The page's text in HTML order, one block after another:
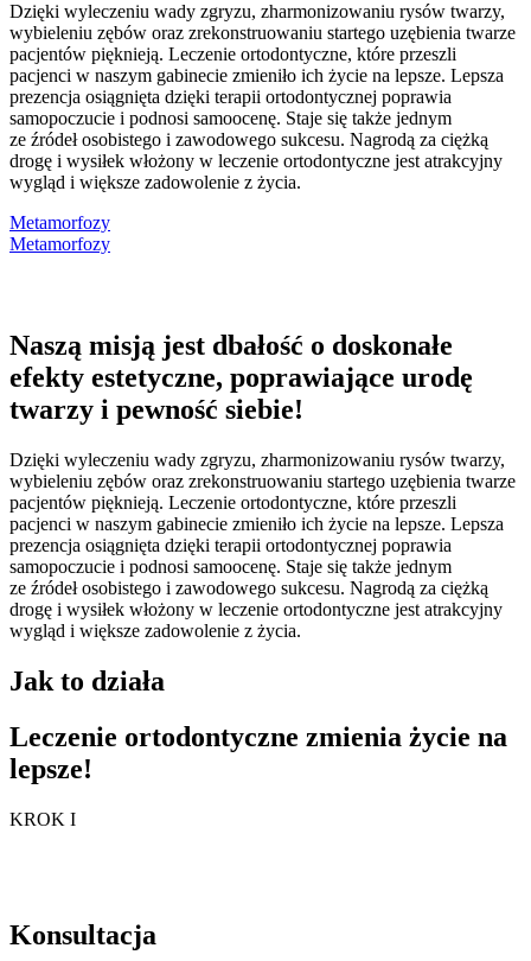
Dzięki wyleczeniu wady zgryzu, zharmonizowaniu rysów twarzy,
wybieleniu zębów oraz zrekonstruowaniu startego uzębienia twarze
pacjentów pięknieją. Leczenie ortodontyczne, które przeszli
pacjenci w naszym gabinecie zmieniło ich życie na lepsze. Lepsza
prezencja osiągnięta dzięki terapii ortodontycznej poprawia
samopoczucie i podnosi samoocenę. Staje się także jednym
ze źródeł osobistego i zawodowego sukcesu. Nagrodą za ciężką
drogę i wysiłek włożony w leczenie ortodontyczne jest atrakcyjny
wygląd i większe zadowolenie z życia.
Metamorfozy
Metamorfozy
Naszą misją jest dbałość o doskonałe
efekty estetyczne, poprawiające urodę
twarzy i pewność siebie!
Dzięki wyleczeniu wady zgryzu, zharmonizowaniu rysów twarzy,
wybieleniu zębów oraz zrekonstruowaniu startego uzębienia twarze
pacjentów pięknieją. Leczenie ortodontyczne, które przeszli
pacjenci w naszym gabinecie zmieniło ich życie na lepsze. Lepsza
prezencja osiągnięta dzięki terapii ortodontycznej poprawia
samopoczucie i podnosi samoocenę. Staje się także jednym
ze źródeł osobistego i zawodowego sukcesu. Nagrodą za ciężką
drogę i wysiłek włożony w leczenie ortodontyczne jest atrakcyjny
wygląd i większe zadowolenie z życia.
Jak to działa
Leczenie ortodontyczne zmienia życie na
lepsze!
KROK I
Konsultacja